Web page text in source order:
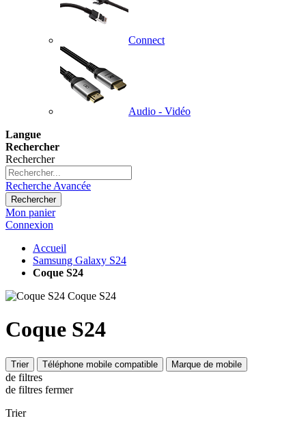
Connect
Audio - Vidéo
Langue
Rechercher
Rechercher
Recherche Avancée
Rechercher
Mon panier
Connexion
Accueil
Samsung Galaxy S24
Coque S24
Coque S24
Trier Téléphone mobile compatible Marque de mobile
de filtres
de filtres fermer
Trier